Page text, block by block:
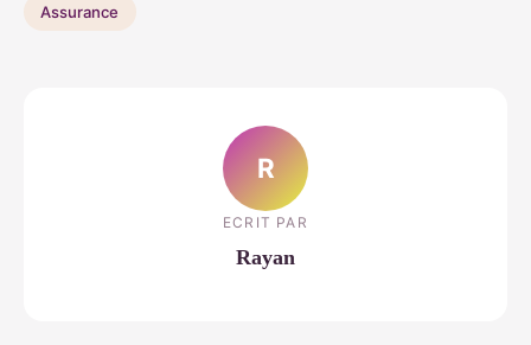
Assurance
R
ECRIT PAR
Rayan